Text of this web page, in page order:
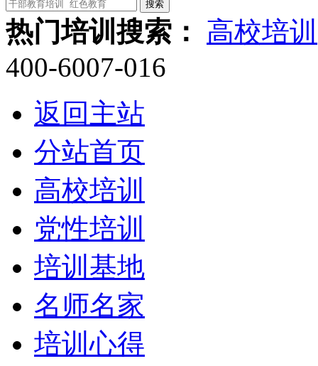
热门培训搜索：
高校培训
400-6007-016
返回主站
分站首页
高校培训
党性培训
培训基地
名师名家
培训心得